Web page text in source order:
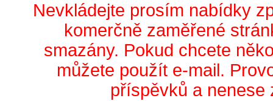
Nevkládejte prosím nabídky
komerčně zaměřené
smazány. Pokud chcete
můžete použít e-mail.
příspěvků a nenese